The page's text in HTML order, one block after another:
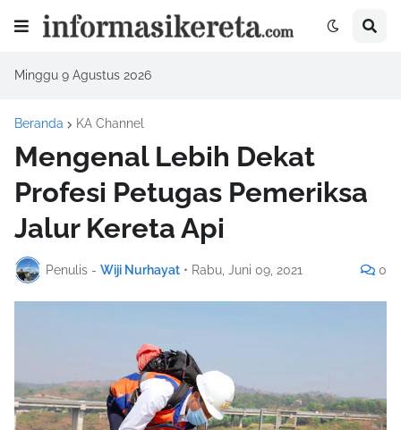
Minggu 9 Agustus 2026
Beranda KA Channel
Mengenal Lebih Dekat
Profesi Petugas Pemeriksa
Jalur Kereta Api
Penulis - Wiji Nurhayat • Rabu, Juni 09, 2021 0